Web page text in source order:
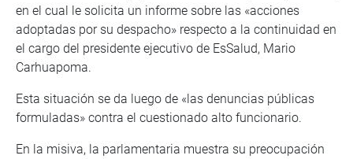
en el cual le solicita un informe sobre las «acciones
adoptadas por su despacho» respecto a la continuidad en
el cargo del presidente ejecutivo de EsSalud, Mario
Carhuapoma.
Esta situación se da luego de «las denuncias públicas
formuladas» contra el cuestionado alto funcionario.
En la misiva, la parlamentaria muestra su preocupación